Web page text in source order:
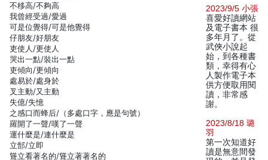
不移高/不夠高
我曾經受過/愛過
可是位覺得/可是他覺得
仔朋友/好朋友
吏使人/更使人
哭出一點/裝出一點
吏傾向/更傾向
處易於/處身於
叉主動/又主動
失億/失憶
之感口而蜂后/（多處口字，應是句號）
羅開了一聲/嘆了一聲
運什麼是/連什麼是
立郜/立即
聳立看著名的/聳立著著名的
2023/9/5 小張
喜愛好讀網站
及電子書本 很
多年月了。從
武俠小說起
始，到各種書
類，幸得有心
人製作電子本
供方便取用閱
讀，非常感
謝。
2023/8/18 璐
羽
第一次知道好
讀是無意間發